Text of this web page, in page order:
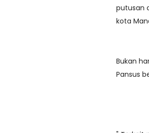
putusan
kota
Bukan
Pansus